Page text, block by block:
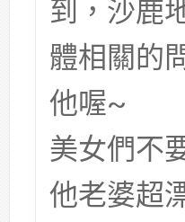
到，沙鹿
體相關的
他喔~
美女們不
他老婆超